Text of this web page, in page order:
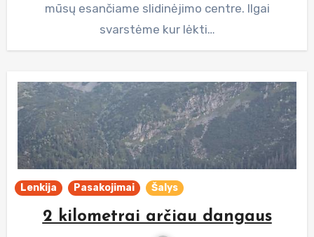
mūsų esančiame slidinėjimo centre. Ilgai
svarstėme kur lėkti…
Lenkija Pasakojimai Šalys
2 kilometrai arčiau dangaus